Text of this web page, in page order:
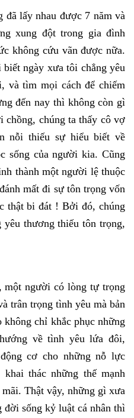
đã lấy nhau được 7 năm và
xung đột trong gia đình
không cứu vãn được nữa.
ngày xưa tôi chẳng yêu
và tìm mọi cách để chiếm
đến nay thì không còn gì
chồng, chúng ta thấy cô vợ
nỗi thiếu sự hiểu biết về
sống của người kia. Cũng
thành một người lệ thuộc
mất đi sự tôn trọng vốn
thật bi đát ! Bởi đó, chúng
thương thiếu tôn trọng,
một người có lòng tự trọng
trân trọng tình yêu mà bản
chỉ khắc phục những
về tình yêu lứa đôi,
cơ cho những nỗ lực
thác những thế mạnh
Thật vậy, những gì xưa
sống kỷ luật cá nhân thì